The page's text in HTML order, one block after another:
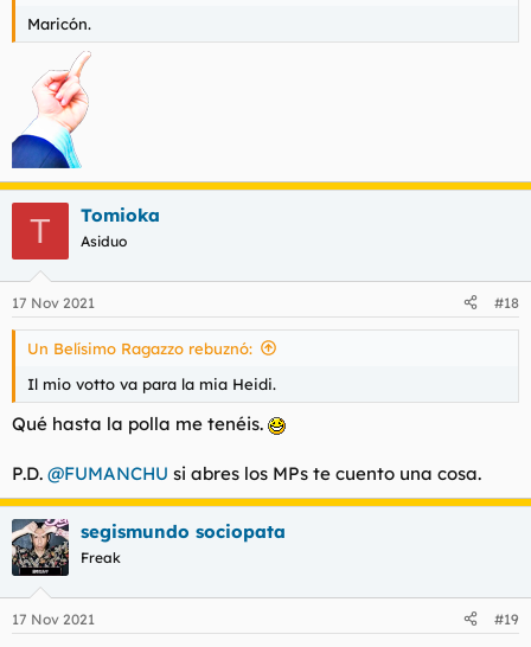
Maricón.
T Tomioka
Asiduo
17 Nov 2021 #18
Un Belísimo Ragazzo rebuznó:
Il mio votto va para la mia Heidi.
Qué hasta la polla me tenéis.
P.D. @FUMANCHU si abres los MPs te cuento una cosa.
segismundo sociopata
Freak
17 Nov 2021 #19